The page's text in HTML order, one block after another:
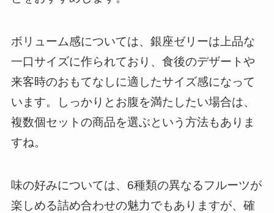
ボリューム感については、銀座ゼリーは上品な
一口サイズに作られており、食後のデザートや
来客時のおもてなしに適したサイズ感になって
います。しっかりとお腹を満たしたい場合は、
複数個セットの商品を選ぶという方法もありま
すね。
味の好みについては、6種類の異なるフルーツが
楽しめる詰め合わせの魅力でもありますが、確